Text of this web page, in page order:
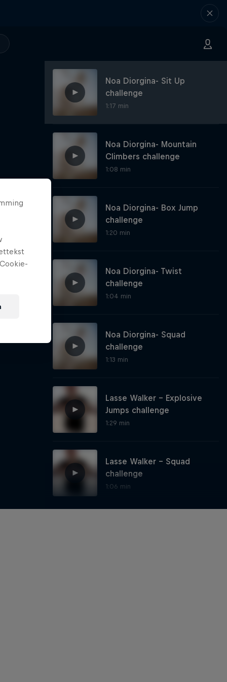
Noa Diorgina- Sit Up
challenge
1:17 min
Noa Diorgina- Mountain
Climbers challenge
1:08 min
Noa Diorgina- Box Jump
challenge
1:20 min
Noa Diorgina- Twist
challenge
1:04 min
Noa Diorgina- Squad
challenge
1:13 min
Lasse Walker - Explosive
Jumps challenge
1:29 min
Lasse Walker - Squad
challenge
1:06 min